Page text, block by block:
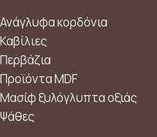
Ανάγλυφα κορδόνια
Καβίλιες
Περβάζια
Προϊόντα MDF
Μασίφ ξυλόγλυπτα οξιάς
Ψάθες